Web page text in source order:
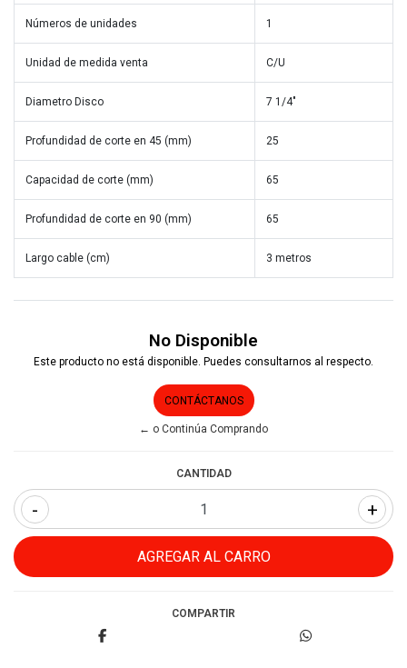
Números de unidades 1
Unidad de medida venta C/U
Diametro Disco 7 1/4"
Profundidad de corte en 45 (mm) 25
Capacidad de corte (mm) 65
Profundidad de corte en 90 (mm) 65
Largo cable (cm) 3 metros
No Disponible
Este producto no está disponible. Puedes consultarnos al respecto.
CONTÁCTANOS
← o Continúa Comprando
CANTIDAD
+
-
COMPARTIR